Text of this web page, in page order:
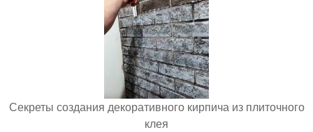
Секреты создания декоративного кирпича из плиточного
клея